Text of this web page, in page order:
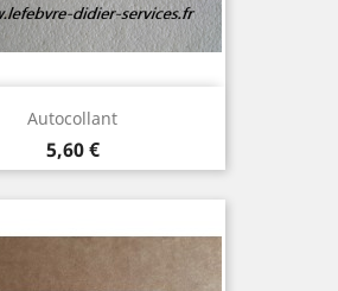
Autocollant
Prix
5,60 €